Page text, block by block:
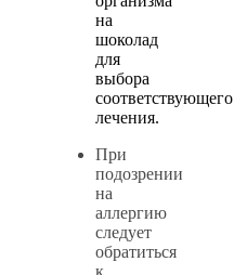
на
шоколад
для
выбора
соответствующего
лечения.
При
подозрении
на
аллергию
следует
обратиться
к